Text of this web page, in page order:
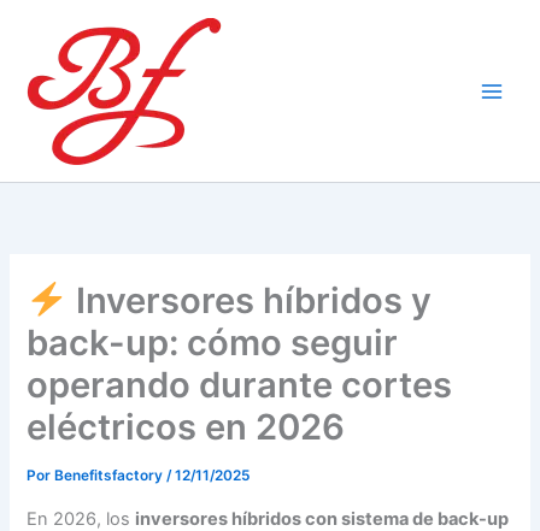
contenido
Inversores híbridos y
back-up: cómo seguir
operando durante cortes
eléctricos en 2026
Por Benefitsfactory/12/11/2025
En 2026, los inversores híbridos con sistema de back-up